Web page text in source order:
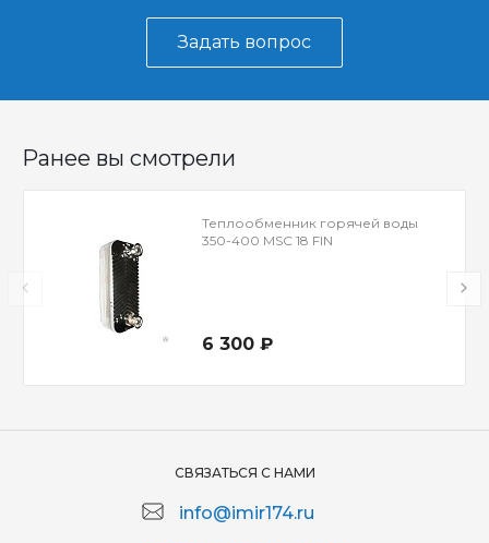
Задать вопрос
Ранее вы смотрели
Теплообменник горячей воды
350-400 MSC 18 FIN
6 300 ₽
СВЯЗАТЬСЯ С НАМИ
info@imir174.ru